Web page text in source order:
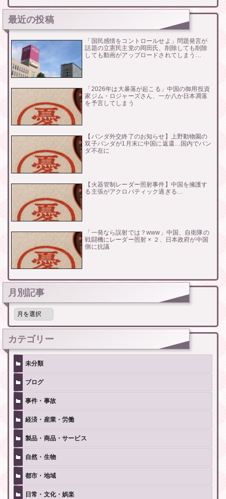
最近の投稿
「国民感情をコントロールせよ」問題発言が
話題の立憲民主党の岡田氏、削除しても削除
しても動画がアップロードされてしまう…
「2026年は大暴落が起こる」中国の御用投資
家ジム・ロジャーズさん、一か八か日本凋落
を予言してしまう
【パンダ外交終了のお知らせ】上野動物園の
双子パンダが1月末に中国に返還…国内でパン
ダ不在に
【火器管制レーダー照射事件】中国を擁護す
る主張がアクロバティック過ぎる…
「一発なら誤射では？www」中国、自衛隊の
戦闘機にレーダー照射 × ２、日本政府が中国
側に抗議
月別記事
月
記
事
カテゴリー
未分類
ブログ
事件・事故
経済・産業・労働
製品・商品・サービス
自然・生物
都市・地域
日常・文化・娯楽